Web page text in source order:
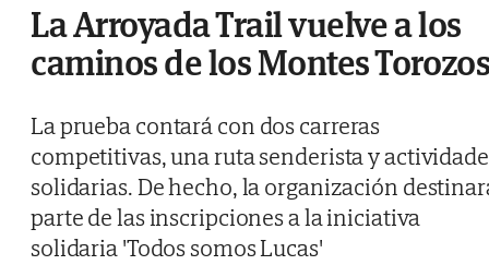
La Arroyada Trail vuelve a los
caminos de los Montes
La prueba contará con dos carreras
competitivas, una ruta senderista y
solidarias. De hecho, la organización
parte de las inscripciones a la iniciativa
solidaria 'Todos somos Lucas'